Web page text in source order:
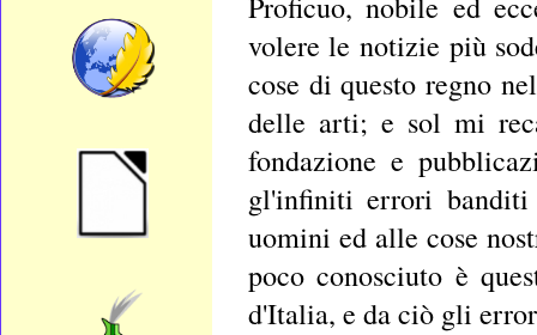
volere le notizie più
cose di questo regno
delle arti; e sol mi
fondazione e
gl'infiniti errori banditi
uomini ed alle cose
poco conosciuto è
d'Italia, e da ciò gli